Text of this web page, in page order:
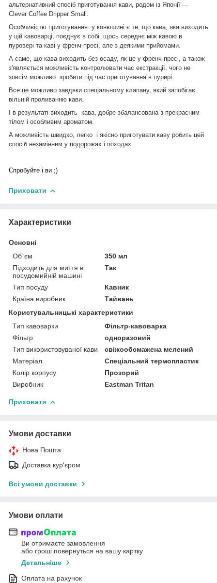
альтернативний спосіб приготування кави, родом із Японії —
Clever Coffee Dripper Small
Особливістю приготування у конюшині є те, що кава, яка виходить
у цій кавоварці, поєднує в собі щось середнє між кавою в
пуровері та каві у френч-пресі, але з деякими прийомами.
А саме, що кава виходить без осаду, як це у френч-пресі, а також
з'являється можливість контролювати час екстракції, чого не
зовсім можливо зробити під час приготування в пурирі.
Все це можливо завдяки спеціальному клапану, який запобігає
вільній проливанню кави.
І в результаті виходить кава, добре збалансована з прекрасним
тілом і особливим ароматом.
А можливість швидко, легко і якісно приготувати каву робить цей
спосіб незамінним у подорожах і походах.
Спробуйте і ви ;)
Приховати
Характеристики
Основні
Об`єм
350 мл
Підходить для миття в
посудомийній машині
Так
Тип посуду
Кавник
Країна виробник
Тайвань
Користувальницькі характеристики
Тип кавоварки
Фільтр-кавоварка
Фільтр
одноразовий
Тип використовуваної кави
свіжообсмажена мелений
Матеріал
Спеціальний термопластик
Колір корпусу
Прозорий
Виробник
Eastman Tritan
Приховати
Умови доставки
Нова Пошта
Доставка кур'єром
Всі умови доставки
Умови оплати
Ви отримаєте замовлення
або гроші повернуться на вашу картку
Детальніше
Оплата на рахунок